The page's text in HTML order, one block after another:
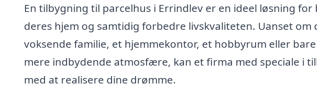
En tilbygning til parcelhus i Errindlev er en ideel løsning
deres hjem og samtidig forbedre livskvaliteten. Uanset
voksende familie, et hjemmekontor, et hobbyrum eller
mere indbydende atmosfære, kan et firma med speciale i
med at realisere dine drømme.